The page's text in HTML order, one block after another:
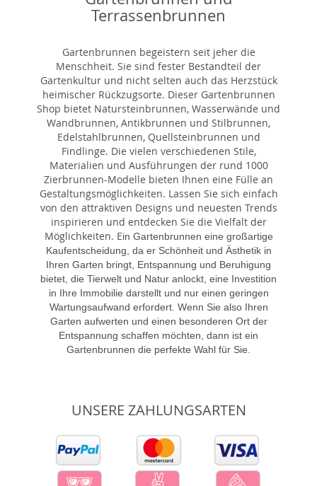
Terrassenbrunnen
Gartenbrunnen begeistern seit jeher die
Menschheit. Sie sind fester Bestandteil der
Gartenkultur und nicht selten auch das Herzstück
heimischer Rückzugsorte. Dieser Gartenbrunnen
Shop bietet Natursteinbrunnen, Wasserwände und
Wandbrunnen, Antikbrunnen und Stilbrunnen,
Edelstahlbrunnen, Quellsteinbrunnen und
Findlinge. Die vielen verschiedenen Stile,
Materialien und Ausführungen der rund 1000
Zierbrunnen-Modelle bieten Ihnen eine Fülle an
Gestaltungsmöglichkeiten. Lassen Sie sich einfach
von den attraktiven Designs und neuesten Trends
inspirieren und entdecken Sie die Vielfalt der
Möglichkeiten. Ein Gartenbrunnen eine großartige
Kaufentscheidung, da er Schönheit und Ästhetik in
Ihren Garten bringt, Entspannung und Beruhigung
bietet, die Tierwelt und Natur anlockt, eine Investition
in Ihre Immobilie darstellt und nur einen geringen
Wartungsaufwand erfordert. Wenn Sie also Ihren
Garten aufwerten und einen besonderen Ort der
Entspannung schaffen möchten, dann ist ein
Gartenbrunnen die perfekte Wahl für Sie.
UNSERE ZAHLUNGSARTEN